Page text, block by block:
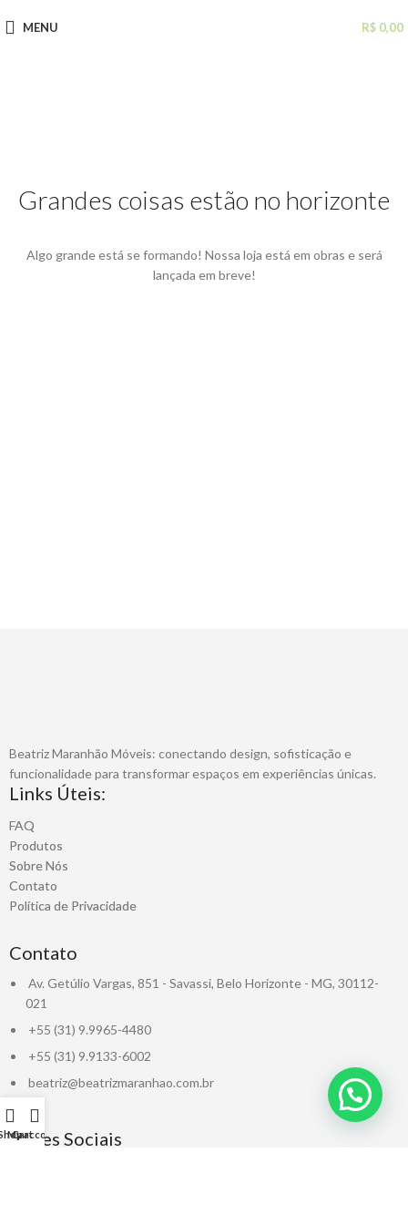
MENU R$ 0,00
Grandes coisas estão no horizonte
Algo grande está se formando! Nossa loja está em obras e será
lançada em breve!
Beatriz Maranhão Móveis: conectando design, sofisticação e
funcionalidade para transformar espaços em experiências únicas.
Links Úteis:
FAQ
Produtos
Sobre Nós
Contato
Política de Privacidade
Contato
Av. Getúlio Vargas, 851 - Savassi, Belo Horizonte - MG, 30112-
021
+55 (31) 9.9965-4480
+55 (31) 9.9133-6002
beatriz@beatrizmaranhao.com.br
Redes Sociais
Cart
My account